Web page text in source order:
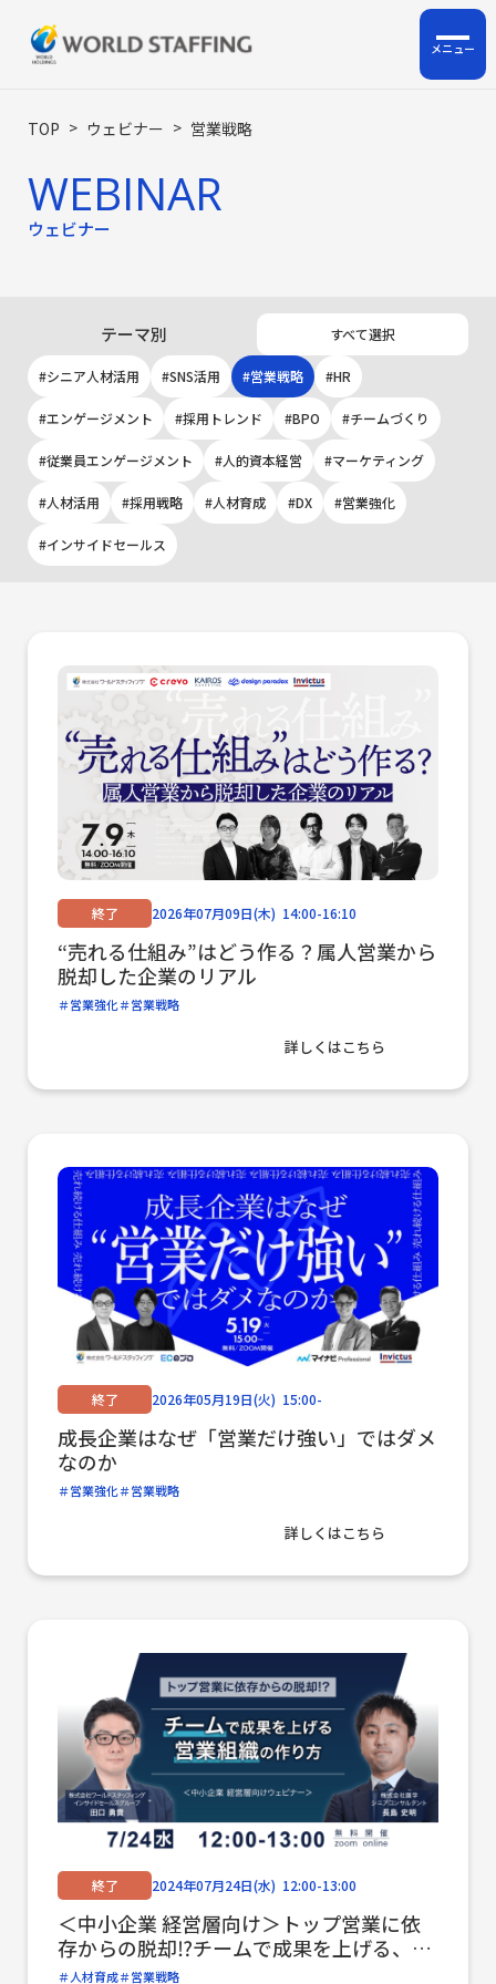
ホーム
私たちについて
企業情報
ロジスティクス支援
HRサポート事業
人材派遣・人材紹介・BPO
インサイドセールス代行
ウェビナー情報
新着情報
お問い合わせ
資料請求
免責事項
倉庫業法に基づく倉庫業に関する情報の開示​
IS factory magazine SDGsプロジェクト
TOP > ウェビナー > 営業戦略
WEBINAR
ウェビナー
テーマ別 すべて選択
シニア人材活用 SNS活用 営業戦略 HR
エンゲージメント 採用トレンド BPO チームづくり
従業員エンゲージメント 人的資本経営 マーケティング
人材活用 採用戦略 人材育成 DX 営業強化
インサイドセールス
終了 2026年07月09日(木) 14:00-16:10
“売れる仕組み”はどう作る？属人営業から
脱却した企業のリアル
営業強化 営業戦略
詳しくはこちら
終了 2026年05月19日(火) 15:00-
成長企業はなぜ「営業だけ強い」ではダメ
なのか
営業強化 営業戦略
詳しくはこちら
終了 2024年07月24日(水) 12:00-13:00
＜中小企業 経営層向け＞トップ営業に依
存からの脱却⁉チームで成果を上げる、営
業組織の作り方
人材育成 営業戦略